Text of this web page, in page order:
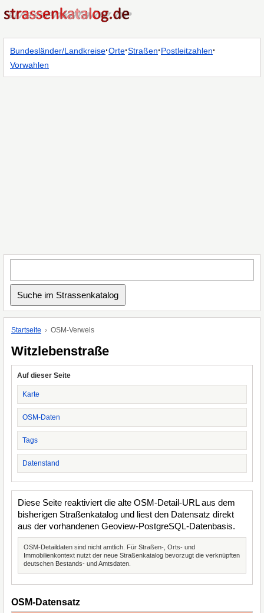
Bundesländer/Landkreise·Orte·Straßen·Postleitzahlen·
Vorwahlen
Startseite OSM-Verweis
Witzlebenstraße
Auf dieser Seite
Karte
OSM-Daten
Tags
Datenstand
Diese Seite reaktiviert die alte OSM-Detail-URL aus dem
bisherigen Straßenkatalog und liest den Datensatz direkt
aus der vorhandenen Geoview-PostgreSQL-Datenbasis.
OSM-Detaildaten sind nicht amtlich. Für Straßen-, Orts- und
Immobilienkontext nutzt der neue Straßenkatalog bevorzugt die verknüpften
deutschen Bestands- und Amtsdaten.
OSM-Datensatz